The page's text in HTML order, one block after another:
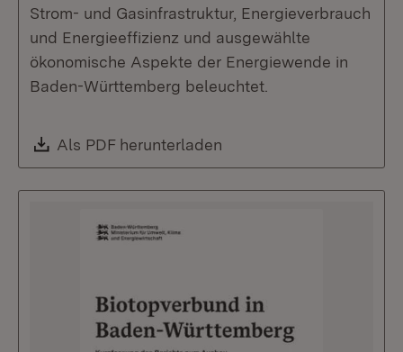
Strom- und Gasinfrastruktur, Energieverbrauch
und Energieeffizienz und ausgewählte
ökonomische Aspekte der Energiewende in
Baden-Württemberg beleuchtet.
Download:
Als PDF herunterladen